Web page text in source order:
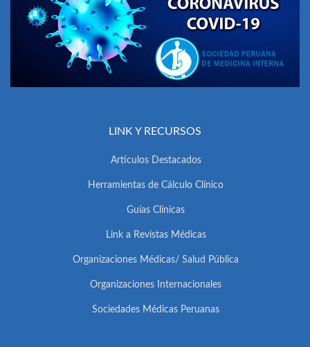
LINK Y RECURSOS
Artículos Destacados
Herramientas de Cálculo Clínico
Guías Clínicas
Link a Revistas Médicas
Organizaciones Médicas/ Salud Pública
Organizaciones Internacionales
Sociedades Médicas Peruanas